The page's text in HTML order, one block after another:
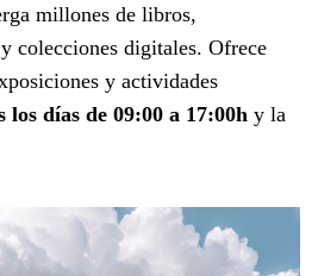
millones de libros,
colecciones digitales. Ofrece
y actividades
los días de 09:00 a 17:00h y la